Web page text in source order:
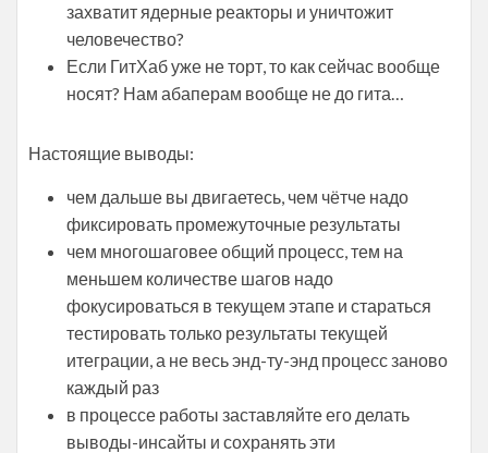
захватит ядерные реакторы и уничтожит
человечество?
Если ГитХаб уже не торт, то как сейчас вообще
носят? Нам абаперам вообще не до гита…
Настоящие выводы:
чем дальше вы двигаетесь, чем чётче надо
фиксировать промежуточные результаты
чем многошаговее общий процесс, тем на
меньшем количестве шагов надо
фокусироваться в текущем этапе и стараться
тестировать только результаты текущей
итеграции, а не весь энд-ту-энд процесс заново
каждый раз
в процессе работы заставляйте его делать
выводы-инсайты и сохранять эти